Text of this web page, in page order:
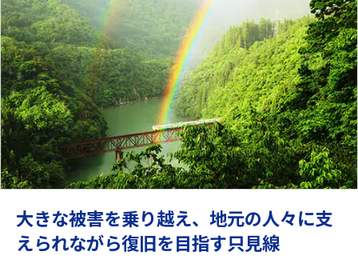
大きな被害を乗り越え、地元の人々に支
えられながら復旧を目指す只見線